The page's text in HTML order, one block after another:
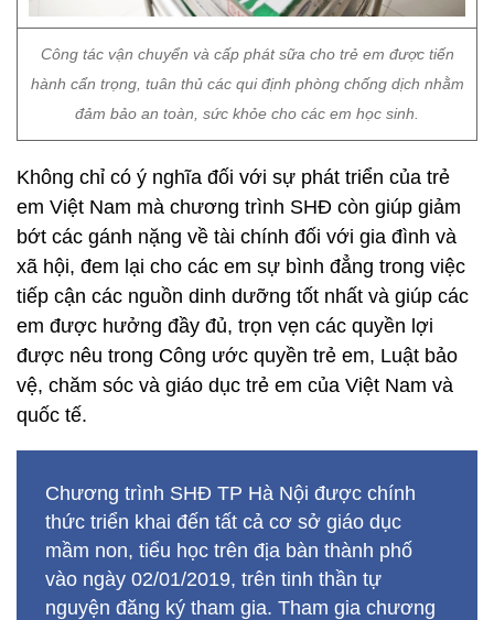
Công tác vận chuyển và cấp phát sữa cho trẻ em được tiến
hành cẩn trọng, tuân thủ các qui định phòng chống dịch nhằm
đảm bảo an toàn, sức khỏe cho các em học sinh.
Không chỉ có ý nghĩa đối với sự phát triển của trẻ
em Việt Nam mà chương trình SHĐ còn giúp giảm
bớt các gánh nặng về tài chính đối với gia đình và
xã hội, đem lại cho các em sự bình đẳng trong việc
tiếp cận các nguồn dinh dưỡng tốt nhất và giúp các
em được hưởng đầy đủ, trọn vẹn các quyền lợi
được nêu trong Công ước quyền trẻ em, Luật bảo
vệ, chăm sóc và giáo dục trẻ em của Việt Nam và
quốc tế.
Chương trình SHĐ TP Hà Nội được chính
thức triển khai đến tất cả cơ sở giáo dục
mầm non, tiểu học trên địa bàn thành phố
vào ngày 02/01/2019, trên tinh thần tự
nguyện đăng ký tham gia. Tham gia chương